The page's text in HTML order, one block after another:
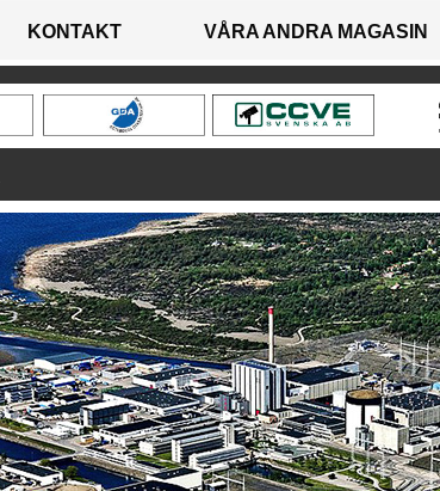
KONTAKT VÅRA ANDRA MAGASIN